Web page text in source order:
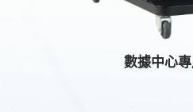
數據中心